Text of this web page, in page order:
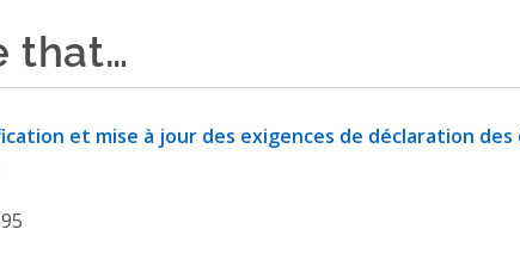
that…
et mise à jour des exigences de déclaration